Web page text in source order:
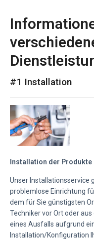
#1 Installation
Installation der Produkte
Unser Installationsservice
problemlose Einrichtung
dem für Sie günstigsten
Techniker vor Ort oder
eines Ausfalls aufgrund
Installation/Konfiguration